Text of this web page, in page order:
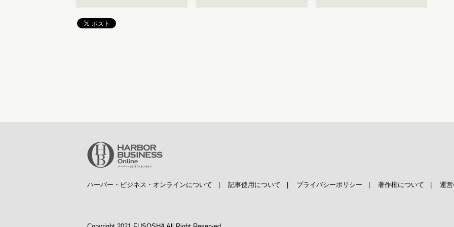
ハーバー・ビジネス・オンラインについて 記事使用について プライバシーポリシー 著作権について 運